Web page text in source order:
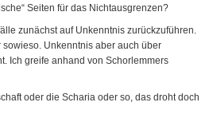
Seiten für das Nichtausgrenzen?
zunächst auf Unkenntnis zurückzuführen.
Unkenntnis aber auch über
Ich greife anhand von Schorlemmers
oder die Scharia oder so, das droht doch